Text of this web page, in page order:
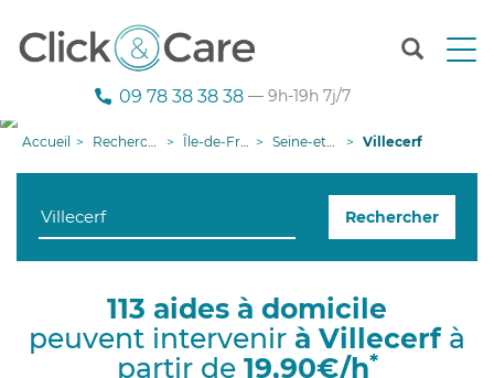
T
n
g
i
09 78 38 38 38 — 9h-19h 7j/7
Accueil Recherche aide à domicile Île-de-France Seine-et-Marne Villecerf
Rechercher
113 aides à domicile
peuvent intervenir à Villecerfà
partir de 19,90€/h*